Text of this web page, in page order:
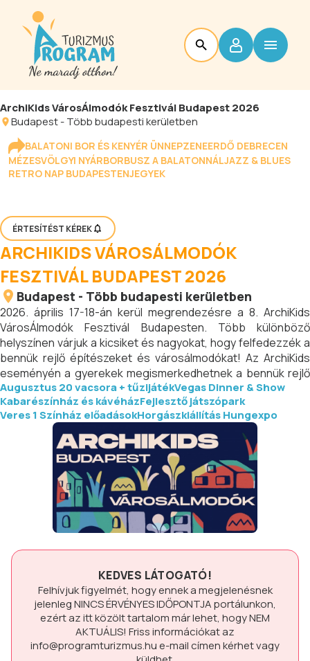
ArchiKids VárosÁlmodók Fesztivál Budapest 2026
Budapest-Több budapesti kerületben
BALATONI BOR ÉS KENYÉR ÜNNEPZENEERDŐ DEBRECEN
MÉZESVÖLGYI NYÁRBORBUSZ A BALATONNÁLJAZZ & BLUES
RETRO NAP BUDAPESTENJEGYEK
ÉRTESÍTÉST KÉREK
ARCHIKIDS VÁROSÁLMODÓK
FESZTIVÁL BUDAPEST 2026
Budapest - Több budapesti kerületben
2026. április 17-18-án kerül megrendezésre a 8. ArchiKids
VárosÁlmodók Fesztivál Budapesten. Több különböző
helyszínen várjuk a kicsiket és nagyokat, hogy felfedezzék a
bennük rejlő építészeket és városálmodókat! Az ArchiKids
eseményén a gyerekek megismerkedhetnek a bennük rejlő
építésszel, aki alkotja, formálja és időnként újra álmodja a
városi tereket. A programokon való részvétel ingyenes!
Augusztus 20 vacsora + tűzijátékVegas Dinner & Show
Kabarészínház és kávéházFejlesztő játszópark
Veres 1 Színház előadásokHorgászkiállítás Hungexpo
KEDVES LÁTOGATÓ!
Felhívjuk figyelmét, hogy ennek a megjelenésnek
jelenlegNINCS ÉRVÉNYES IDŐPONTJAportálunkon,
ezért az itt közölt tartalom már lehet, hogyNEM
AKTUÁLIS! Friss információkat az
info@programturizmus.hue-mail címen kérhet vagy